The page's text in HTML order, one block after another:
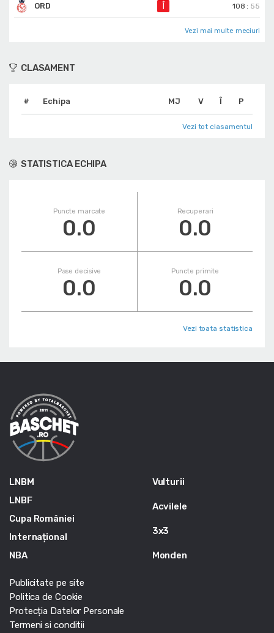
ORD 108 : 55
Vezi mai multe meciuri
CLASAMENT
# Echipa MJ V Î P
Vezi tot clasamentul
STATISTICA ECHIPA
Puncte marcate
0.0
Recuperari
0.0
Pase decisive
0.0
Puncte primite
0.0
Vezi toata statistica
LNBM
LNBF
Cupa României
Internațional
NBA
Vulturii
Acvilele
3x3
Monden
Publicitate pe site
Politica de Cookie
Protecția Datelor Personale
Termeni si conditii